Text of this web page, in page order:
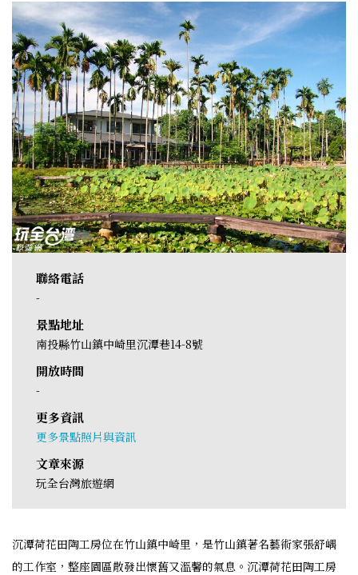
聯絡電話
-
景點地址
南投縣竹山鎮中崎里沉潭巷14-8號
開放時間
-
更多資訊
更多景點照片與資訊
文章來源
玩全台灣旅遊網
沉潭荷花田陶工房位在竹山鎮中崎里，是竹山鎮著名藝術家張舒嵎
的工作室，整座園區散發出懷舊又溫馨的氣息。沉潭荷花田陶工房